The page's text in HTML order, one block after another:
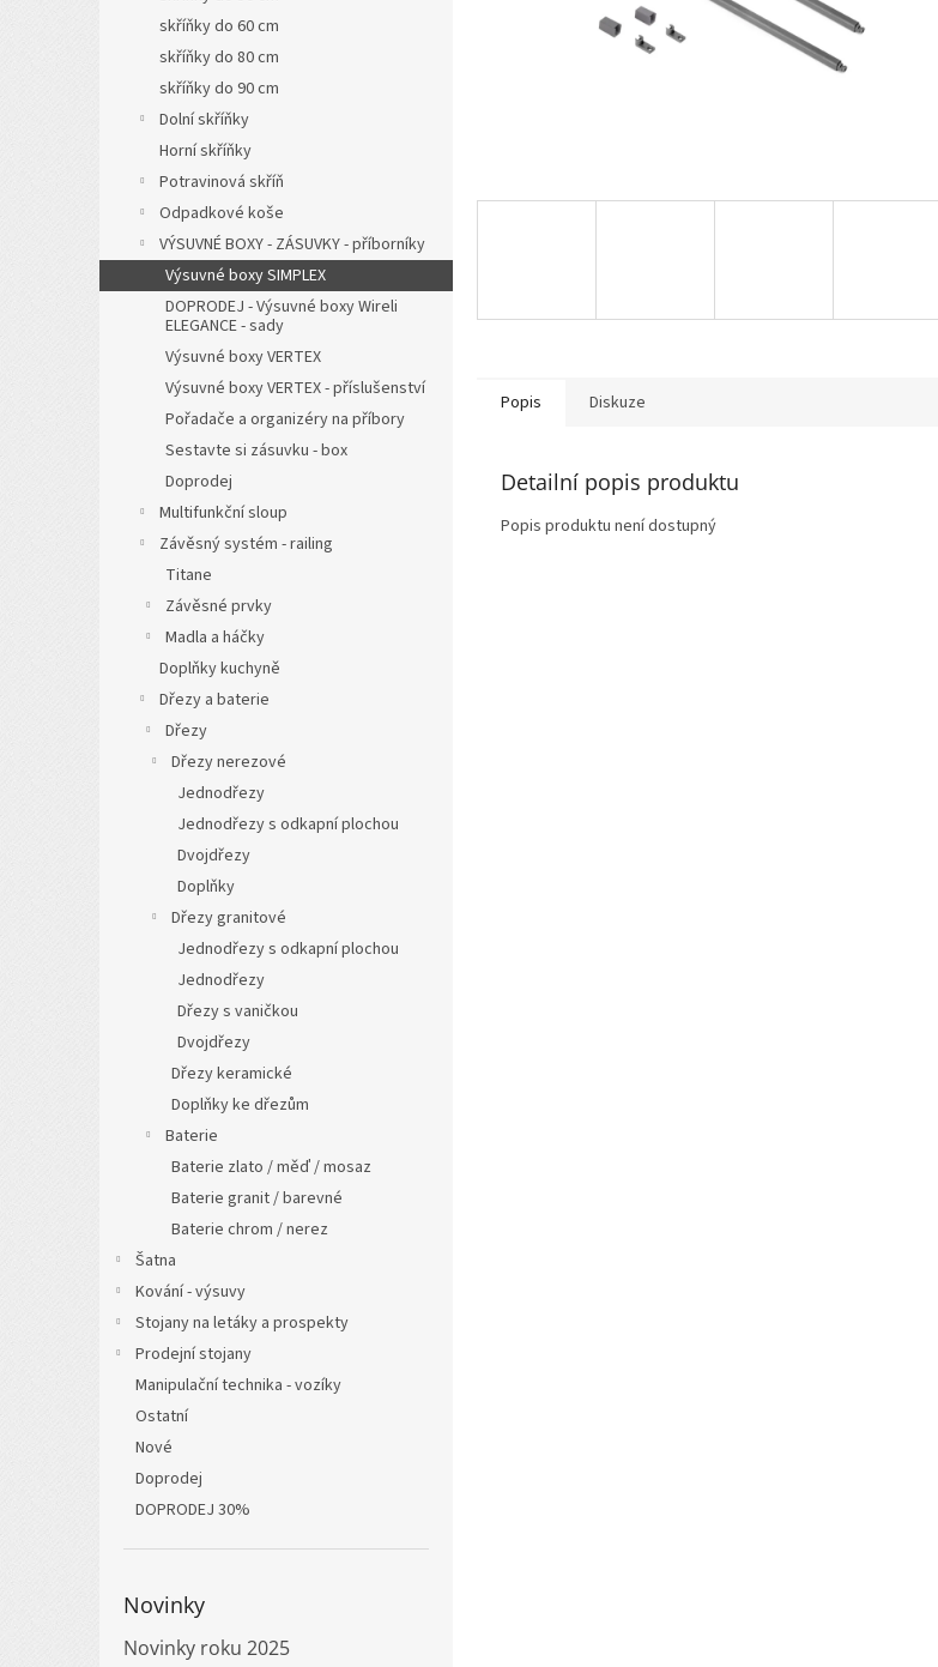
skříňky do 60 cm
skříňky do 80 cm
skříňky do 90 cm
Dolní skříňky
Horní skříňky
Potravinová skříň
Odpadkové koše
VÝSUVNÉ BOXY - ZÁSUVKY - příborníky
Výsuvné boxy SIMPLEX
DOPRODEJ - Výsuvné boxy Wireli
ELEGANCE - sady
Výsuvné boxy VERTEX
Výsuvné boxy VERTEX - příslušenství
Pořadače a organizéry na příbory
Sestavte si zásuvku - box
Doprodej
Multifunkční sloup
Závěsný systém - railing
Titane
Závěsné prvky
Madla a háčky
Doplňky kuchyně
Dřezy a baterie
Dřezy
Dřezy nerezové
Jednodřezy
Jednodřezy s odkapní plochou
Dvojdřezy
Doplňky
Dřezy granitové
Jednodřezy s odkapní plochou
Jednodřezy
Dřezy s vaničkou
Dvojdřezy
Dřezy keramické
Doplňky ke dřezům
Baterie
Baterie zlato / měď / mosaz
Baterie granit / barevné
Baterie chrom / nerez
Šatna
Kování - výsuvy
Stojany na letáky a prospekty
Prodejní stojany
Manipulační technika - vozíky
Ostatní
Nové
Doprodej
DOPRODEJ 30%
Novinky
Novinky roku 2025
Popis Diskuze
Detailní popis produktu
Popis produktu není dostupný